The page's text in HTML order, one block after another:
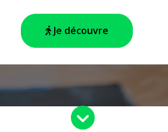
Je découvre